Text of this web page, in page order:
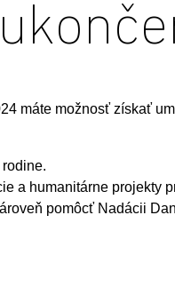
máte možnosť získať
a humanitárne projekty
pomôcť Nadácii